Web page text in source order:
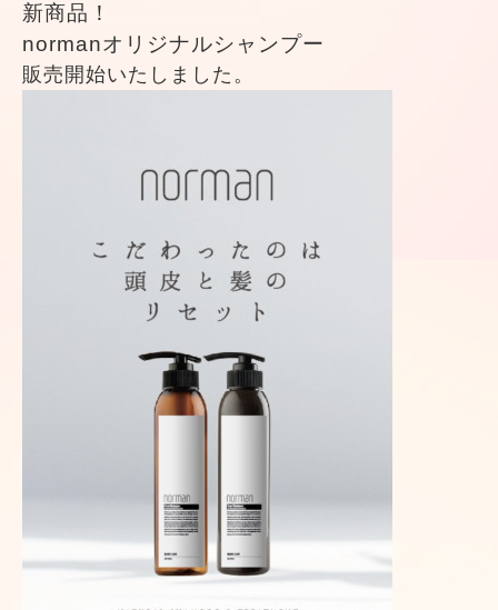
新商品！
normanオリジナルシャンプー
販売開始いたしました。